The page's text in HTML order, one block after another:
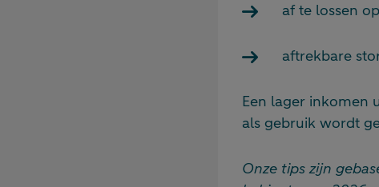
af te lossen
aftrekbare
Een lager inkomen
als gebruik wordt
Onze tips zijn